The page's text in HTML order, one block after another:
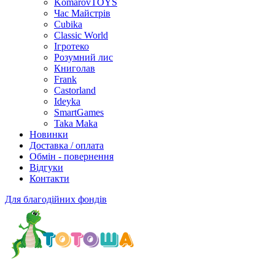
KomarovTOYS
Час Майстрів
Cubika
Classic World
Ігротеко
Розумний лис
Книголав
Frank
Castorland
Ideyka
SmartGames
Taka Maka
Новинки
Доставка / оплата
Обмін - повернення
Відгуки
Контакти
Для благодійних фондів